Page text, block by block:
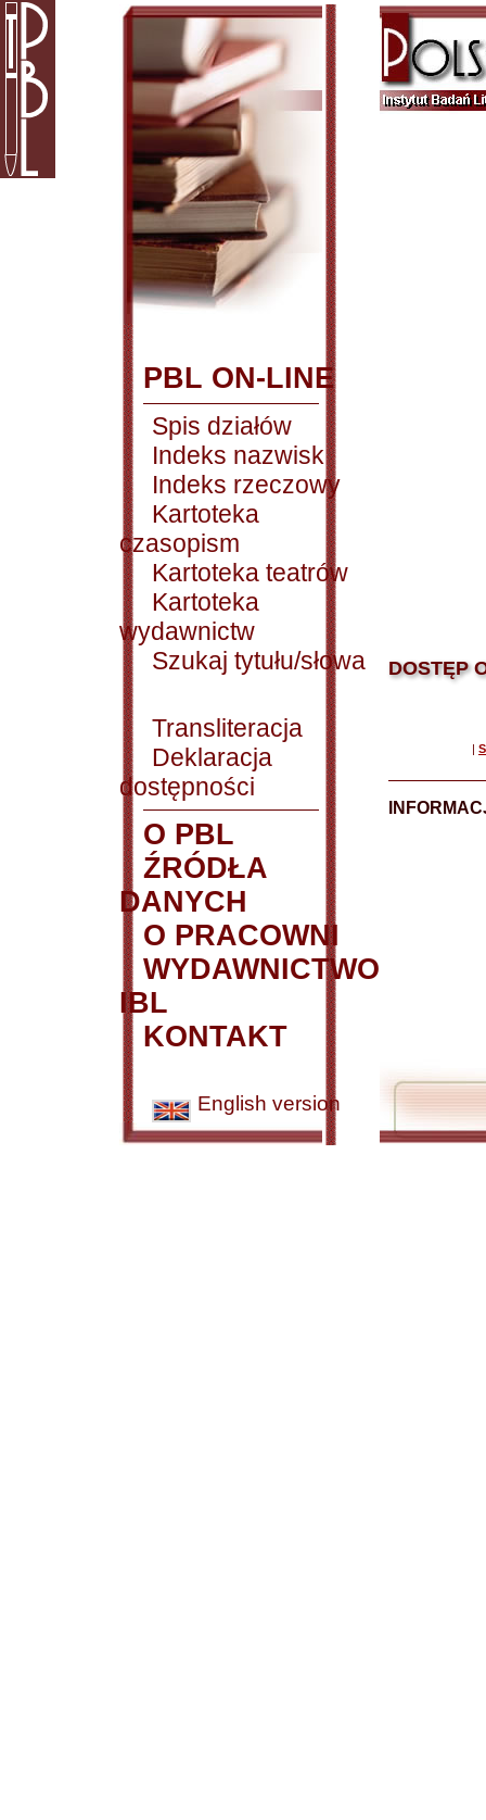
PBL ON-LINE
Spis działów
Indeks nazwisk
Indeks rzeczowy
Kartoteka
czasopism
Kartoteka teatrów
Kartoteka
wydawnictw
Szukaj tytułu/słowa
Transliteracja
Deklaracja
dostępności
O PBL
ŹRÓDŁA
DANYCH
O PRACOWNI
WYDAWNICTWO
IBL
KONTAKT
English version
DOSTĘP
|